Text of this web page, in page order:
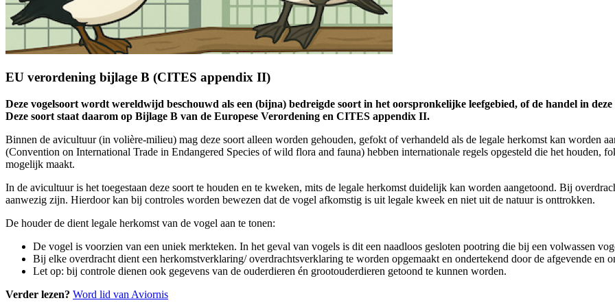
EU verordening bijlage B (CITES appendix II)
Deze vogelsoort wordt wereldwijd beschouwd als een (bijna) bedreigde soort in het oorspronkelijke leefgebied, of de handel in
Deze soort staat daarom op Bijlage B van de Europese Verordening en CITES appendix II.
Binnen de avicultuur (in volière-milieu) mag deze soort alleen worden gehouden, gefokt of verhandeld als de legale herkomst kan worden
(Convention on International Trade in Endangered Species of wild flora and fauna) hebben internationale regels opgesteld die het houden,
mogelijk maakt.
In de avicultuur is het toegestaan deze soort te houden en te kweken, mits de legale herkomst duidelijk kan worden aangetoond. Bij
aanwezig zijn. Hierdoor kan bij controles worden bewezen dat de vogel afkomstig is uit legale kweek en niet uit de natuur is onttrokken.
De houder de dient legale herkomst van de vogel aan te tonen:
De vogel is voorzien van een uniek merkteken. In het geval van vogels is dit een naadloos gesloten pootring die bij een volwassen
Bij elke overdracht dient een herkomstverklaring/ overdrachtsverklaring te worden opgemaakt en ondertekend door de afgevende en
Let op: bij controle dienen ook gegevens van de ouderdieren én grootouderdieren getoond te kunnen worden.
Verder lezen? Word lid van Aviornis